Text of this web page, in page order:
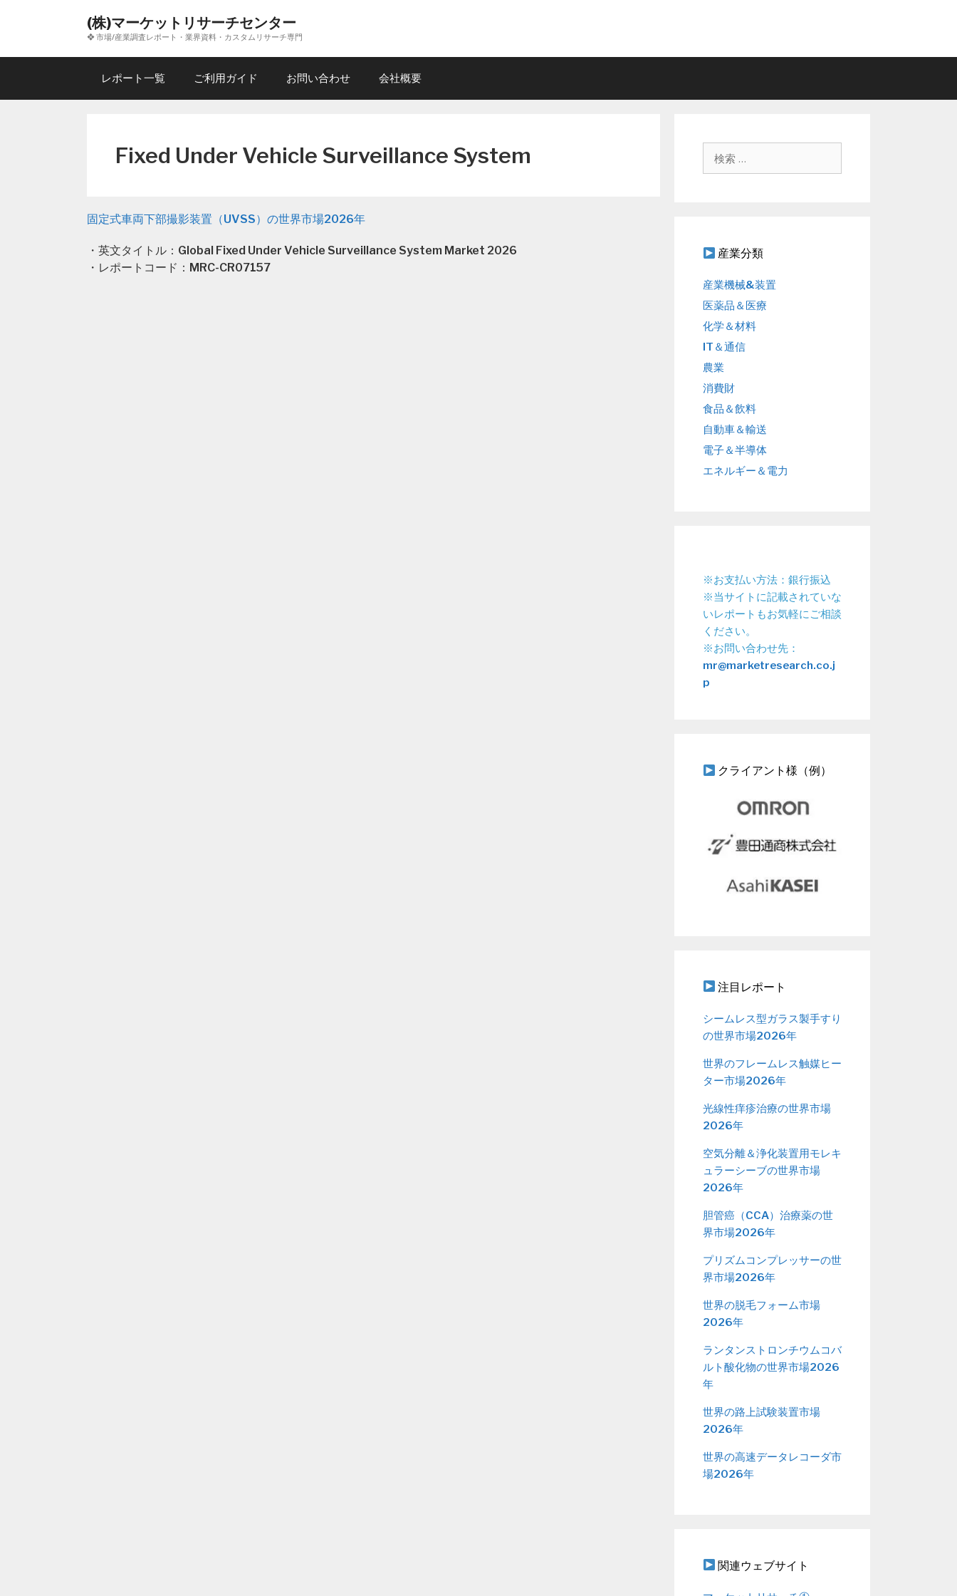
ン
(株)マーケットリサーチセンター
❖ 市場/産業調査レポート・業界資料・カスタムリサーチ専門
レポート一覧 ご利用ガイド お問い合わせ 会社概要
Fixed Under Vehicle Surveillance System
固定式車両下部撮影装置（UVSS）の世界市場2026年
・英文タイトル：Global Fixed Under Vehicle Surveillance System Market 2026
・レポートコード：MRC-CR07157
産業分類
産業機械&装置
医薬品＆医療
化学＆材料
IT＆通信
農業
消費財
食品＆飲料
自動車＆輸送
電子＆半導体
エネルギー＆電力
※お支払い方法：銀行振込
※当サイトに記載されていな
いレポートもお気軽にご相談
ください。
※お問い合わせ先：
mr@marketresearch.co.j
p
クライアント様（例）
注目レポート
シームレス型ガラス製手すり
の世界市場2026年
世界のフレームレス触媒ヒー
ター市場2026年
光線性痒疹治療の世界市場
2026年
空気分離＆浄化装置用モレキ
ュラーシーブの世界市場
2026年
胆管癌（CCA）治療薬の世
界市場2026年
プリズムコンプレッサーの世
界市場2026年
世界の脱毛フォーム市場
2026年
ランタンストロンチウムコバ
ルト酸化物の世界市場2026
年
世界の路上試験装置市場
2026年
世界の高速データレコーダ市
場2026年
関連ウェブサイト